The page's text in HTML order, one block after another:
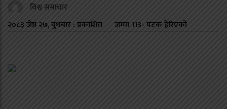
विश्व समाचार
२०८३ जेष्ठ २७, बुधबार : प्रकाशित
जम्मा113- पटक हेरिएको